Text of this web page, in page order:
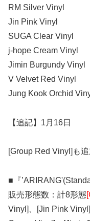
RM Silver Vinyl
Jin Pink Vinyl
SUGA Clear Vinyl
j-hope Cream Vinyl
Jimin Burgundy Vinyl
V Velvet Red Vinyl
Jung Kook Orchid
【追記】1月16日
[Group Red Vinyl]も
■『
販売形態数：計8形態
Vinyl]、[Jin Pink